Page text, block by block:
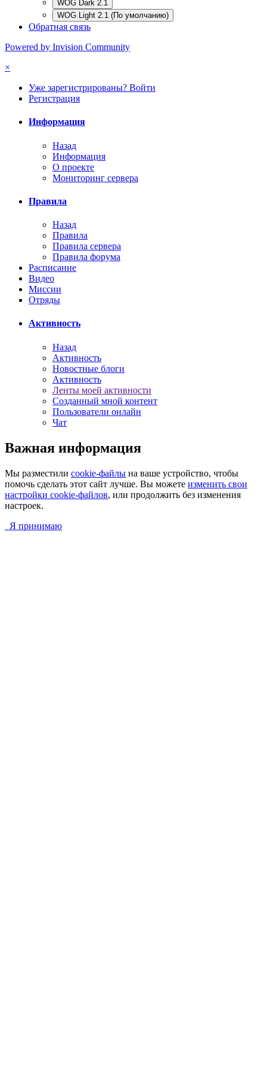
WOG Dark 2.1
WOG Light 2.1 (По умолчанию)
Обратная связь
Powered by Invision Community
×
Уже зарегистрированы? Войти
Регистрация
Информация
Назад
Информация
О проекте
Мониторинг сервера
Правила
Назад
Правила
Правила сервера
Правила форума
Расписание
Видео
Миссии
Отряды
Активность
Назад
Активность
Новостные блоги
Активность
Ленты моей активности
Созданный мной контент
Пользователи онлайн
Чат
Важная информация
Мы разместили cookie-файлы на ваше устройство, чтобы
помочь сделать этот сайт лучше. Вы можете изменить свои
настройки cookie-файлов, или продолжить без изменения
настроек.
Я принимаю